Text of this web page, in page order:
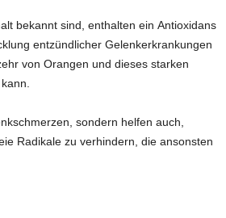
bekannt sind, enthalten ein Antioxidans
entzündlicher Gelenkerkrankungen
von Orangen und dieses starken
sondern helfen auch,
Radikale zu verhindern, die ansonsten